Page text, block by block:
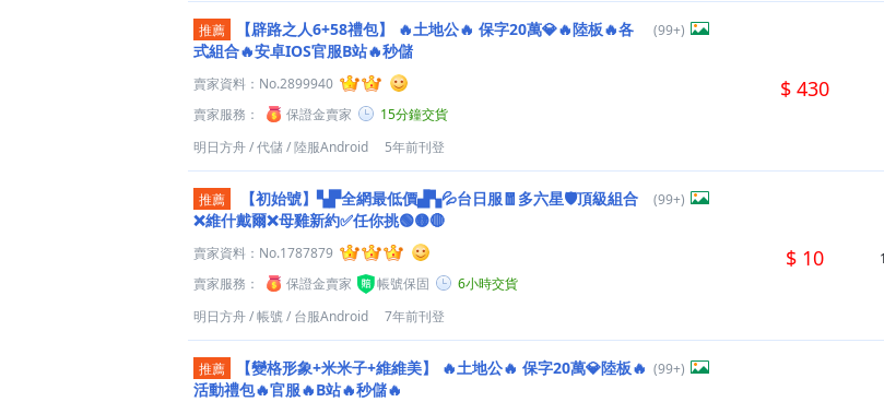
推薦 【辟路之人6+58禮包】
🔥土地公🔥 保字20萬💎🔥陸板🔥各
式組合🔥安卓IOS官服B站🔥秒儲
(99+)
賣家資料： No.2899940
賣家服務：
保證金賣家
15分鐘交貨
明日方舟/代儲/陸服Android 5年前刊登
$ 430
推薦
【初始號】▚▛全網最低價▟▚💦台日服🧧多六星🛡️頂級組合
❌維什戴爾❌母雞新約✅任你挑🟢🟡🔴
(99+)
賣家資料： No.1787879
賣家服務：
保證金賣家 帳號保固
6小時交貨
明日方舟/帳號/ 台服Android 7年前刊登
$ 10
推薦 【變格形象+米米子+維維美】
🔥土地公🔥 保字20萬💎陸板🔥
活動禮包🔥官服🔥B站🔥秒儲🔥
(99+)